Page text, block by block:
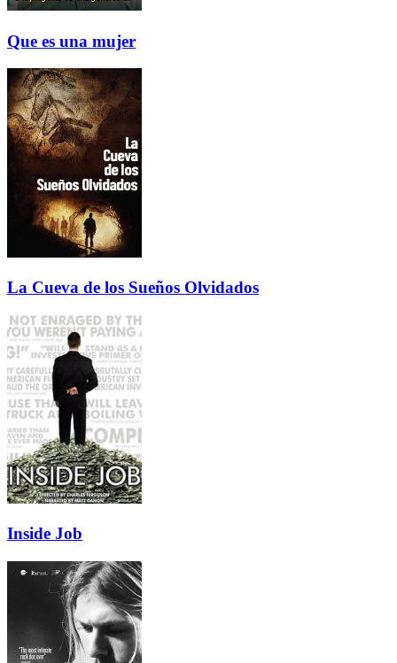
Que es una mujer
La Cueva de los Sueños Olvidados
Inside Job